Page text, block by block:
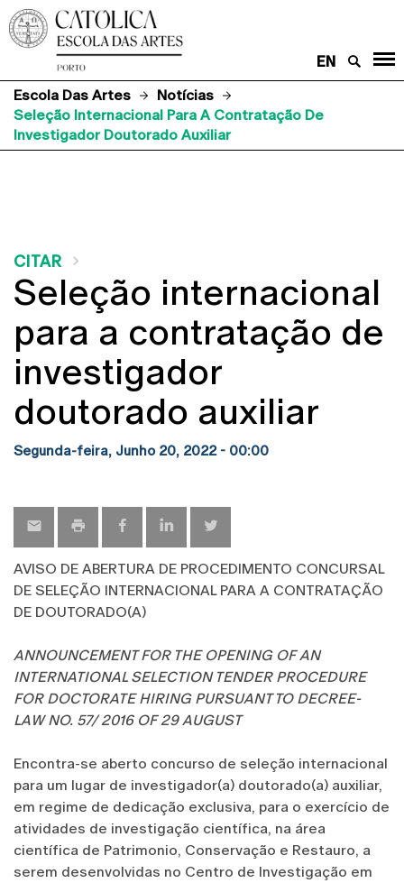
EN
Escola Das Artes
Notícias
Seleção Internacional Para A Contratação De
Investigador Doutorado Auxiliar
CITAR
Seleção internacional
para a contratação de
investigador
doutorado auxiliar
Segunda-feira, Junho 20, 2022 - 00:00
AVISO DE ABERTURA DE PROCEDIMENTO CONCURSAL
DE SELEÇÃO INTERNACIONAL PARA A CONTRATAÇÃO
DE DOUTORADO(A)
ANNOUNCEMENT FOR THE OPENING OF AN
INTERNATIONAL SELECTION TENDER PROCEDURE
FOR DOCTORATE HIRING PURSUANT TO DECREE-
LAW NO. 57/ 2016 OF 29 AUGUST
Encontra-se aberto concurso de seleção internacional
para um lugar de investigador(a) doutorado(a) auxiliar,
em regime de dedicação exclusiva, para o exercício de
atividades de investigação científica, na área
científica de Patrimonio, Conservação e Restauro, a
serem desenvolvidas no Centro de Investigação em